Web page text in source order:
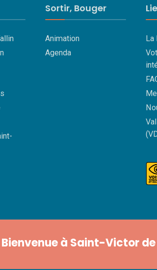
Sortir, Bouger
Animation
Agenda
Bienvenue à Saint-Victor de